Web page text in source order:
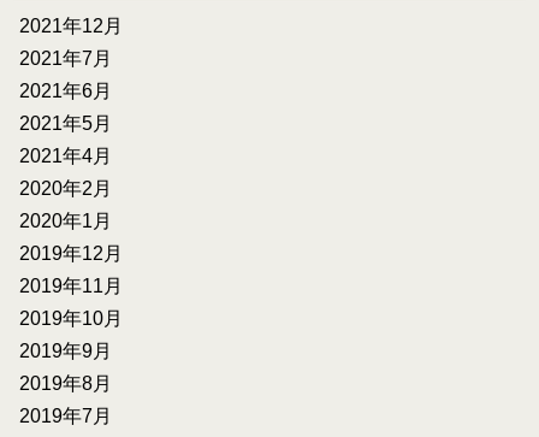
2021年12月
2021年7月
2021年6月
2021年5月
2021年4月
2020年2月
2020年1月
2019年12月
2019年11月
2019年10月
2019年9月
2019年8月
2019年7月